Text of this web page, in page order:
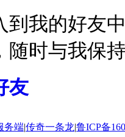
到我的好友
随时与我保
友
务端|传奇一条龙|鲁ICP备